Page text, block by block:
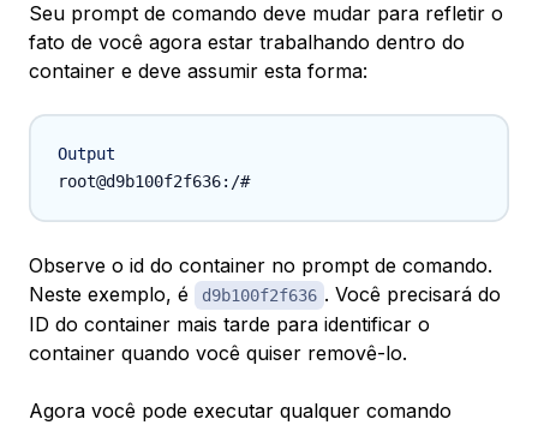
Seu prompt de comando deve mudar para refletir o
fato de você agora estar trabalhando dentro do
container e deve assumir esta forma:
Output
Observe o id do container no prompt de comando.
Neste exemplo, é
d9b100f2f636 . Você precisará do
ID do container mais tarde para identificar o
container quando você quiser removê-lo.
Agora você pode executar qualquer comando